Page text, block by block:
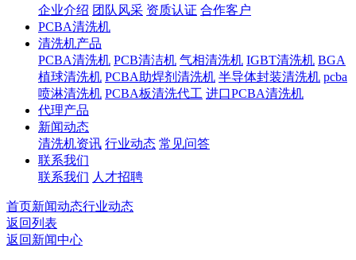
企业介绍 团队风采 资质认证 合作客户
PCBA清洗机
清洗机产品
PCBA清洗机 PCB清洁机 气相清洗机 IGBT清洗机 BGA
植球清洗机 PCBA助焊剂清洗机 半导体封装清洗机 pcba
喷淋清洗机 PCBA板清洗代工 进口PCBA清洗机
代理产品
新闻动态
清洗机资讯 行业动态 常见问答
联系我们
联系我们 人才招聘
首页新闻动态行业动态
返回列表
返回新闻中心